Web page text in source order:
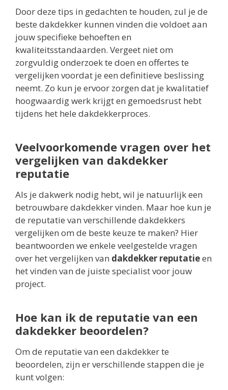
Door deze tips in gedachten te houden, zul je de
beste dakdekker kunnen vinden die voldoet aan
jouw specifieke behoeften en
kwaliteitsstandaarden. Vergeet niet om
zorgvuldig onderzoek te doen en offertes te
vergelijken voordat je een definitieve beslissing
neemt. Zo kun je ervoor zorgen dat je kwalitatief
hoogwaardig werk krijgt en gemoedsrust hebt
tijdens het hele dakdekkerproces.
Veelvoorkomende vragen over het
vergelijken van dakdekker
reputatie
Als je dakwerk nodig hebt, wil je natuurlijk een
betrouwbare dakdekker vinden. Maar hoe kun je
de reputatie van verschillende dakdekkers
vergelijken om de beste keuze te maken? Hier
beantwoorden we enkele veelgestelde vragen
over het vergelijken van dakdekker reputatieen
het vinden van de juiste specialist voor jouw
project.
Hoe kan ik de reputatie van een
dakdekker beoordelen?
Om de reputatie van een dakdekker te
beoordelen, zijn er verschillende stappen die je
kunt volgen: